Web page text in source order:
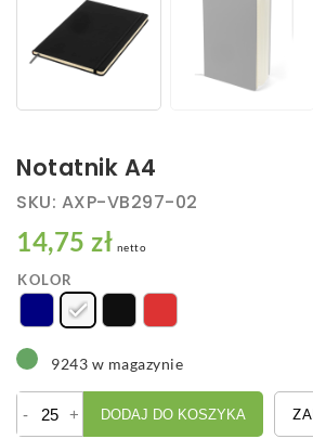
Notatnik A4
SKU: AXP-VB297-02
14,75 zł netto
KOLOR
9243 w magazynie
-
Notatnik
+ DODAJ DO KOSZYKA